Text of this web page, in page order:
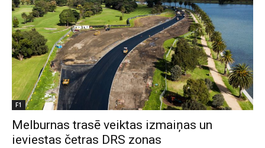
F1
Melburnas trasē veiktas izmaiņas un
ieviestas četras DRS zonas